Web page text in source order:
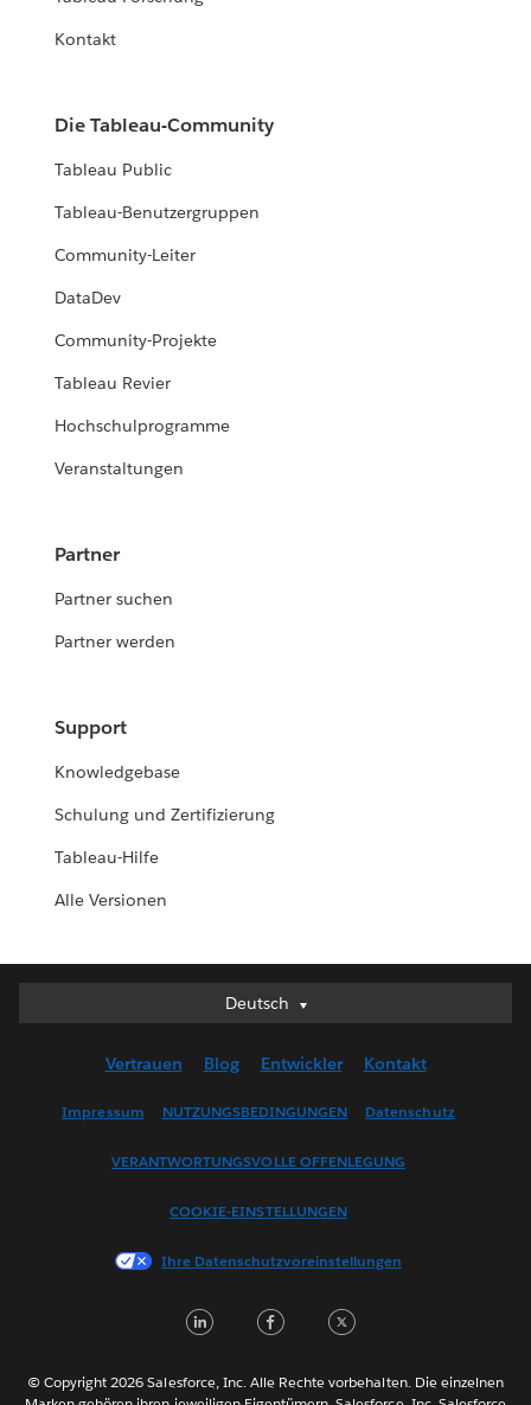
Kontakt
Die Tableau-Community
Tableau Public
Tableau-Benutzergruppen
Community-Leiter
DataDev
Community-Projekte
Tableau Revier
Hochschulprogramme
Veranstaltungen
Partner
Partner suchen
Partner werden
Support
Knowledgebase
Schulung und Zertifizierung
Tableau-Hilfe
Alle Versionen
Deutsch
Deutsch
English (US)
Français (France)
한국어
Português
ไทย
Vertrauen Blog Entwickler Kontakt
Impressum NUTZUNGSBEDINGUNGEN Datenschutz
VERANTWORTUNGSVOLLE OFFENLEGUNG
COOKIE-EINSTELLUNGEN
Ihre Datenschutzvoreinstellungen
© Copyright 2026 Salesforce, Inc. Alle Rechte vorbehalten. Die einzelnen